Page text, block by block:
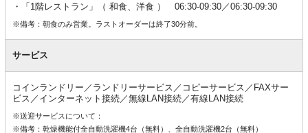
「1階レストラン」（ 和食、洋食 ） 06:30-09:30／06:30-09:30
※備考：朝食のみ営業。ラストオーダーは終了30分前。
サービス
コインランドリー／ランドリーサービス／コピーサービス／FAXサー
ビス／インターネット接続／無線LAN接続／有線LAN接続
※送迎サービスについて：
※備考：乾燥機能付全自動洗濯機4台（無料）、全自動洗濯機2台（無料）